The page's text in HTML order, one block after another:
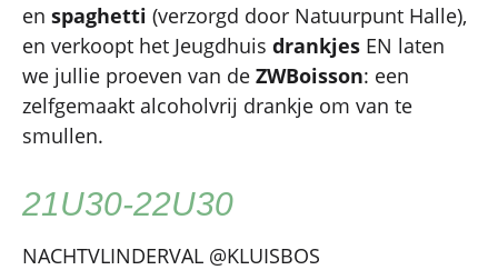
en spaghetti (verzorgd door Natuurpunt Halle),
en verkoopt het Jeugdhuis drankjes EN laten
we jullie proeven van de ZWBoisson: een
zelfgemaakt alcoholvrij drankje om van te
smullen.
21U30-22U30
NACHTVLINDERVAL @KLUISBOS